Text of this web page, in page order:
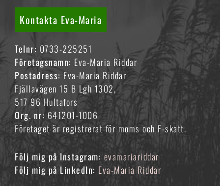
Kontakta Eva-Maria
Telnr: 0733-225251
Företagsnamn: Eva-Maria Riddar
Postadress: Eva-Maria Riddar
Fjällavägen 15 B Lgh 1302,
517 96 Hultafors
Org. nr: 641201-1006
Företaget är registrerat för moms och F-skatt.
Följ mig på Instagram: evamariariddar
Följ mig på LinkedIn: Eva-Maria Riddar